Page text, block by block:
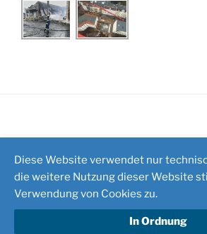
Diese Website verwendet nur
die weitere Nutzung dieser Website
Verwendung von Cookies zu.
In Ordnung